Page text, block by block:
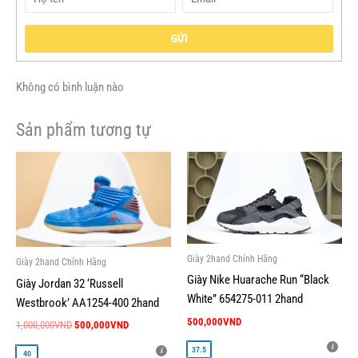
GỬI
Không có bình luận nào
Sản phẩm tương tự
Giày 2hand Chính Hãng
Giày Jordan 32 ‘Russell
Westbrook’ AA1254-400 2hand
1,000,000VND
1,000,000VND.
500,000VND
hiện
tại
là:
500,000VND.
nhiều
biến
thể.
Các
chọn
có40
Giày 2hand Chính Hãng
Giày Nike Huarache Run “Black
White” 654275-011 2hand
500,000VND
Sản
phẩm
này
có
nhiều
biến
thể.
Các
có
37.5